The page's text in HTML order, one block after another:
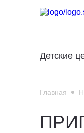
Детские
Главная